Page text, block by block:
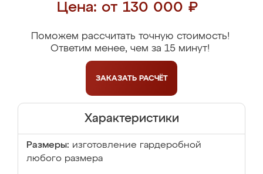
Цена: от 130 000 ₽
Поможем рассчитать точную стоимость!
Ответим менее, чем за 15 минут!
ЗАКАЗАТЬ РАСЧЁТ
Характеристики
Размеры: изготовление гардеробной
любого размера